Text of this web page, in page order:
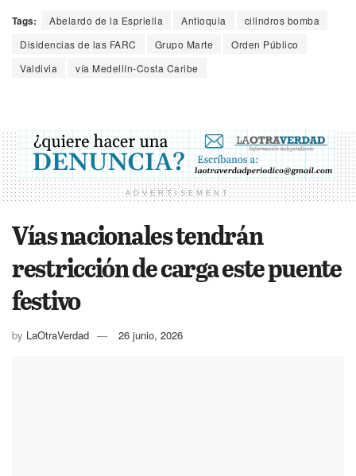
Tags: Abelardo de la Espriella Antioquia
cilindros bomba
Disidencias de las FARC
Grupo Marte
Orden Público
Valdivia
vía Medellín-Costa Caribe
ADVERTISEMENT
Vías nacionales tendrán
restricción de carga este puente
festivo
by LaOtraVerdad 26 junio, 2026